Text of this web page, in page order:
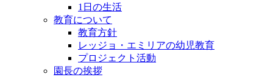
1日の生活
教育について
教育方針
レッジョ・エミリアの幼児教育
プロジェクト活動
園長の挨拶